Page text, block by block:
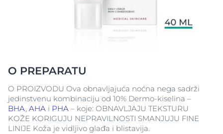
O PREPARATU
O PROIZVODU Ova obnavljajuća noćna nega sadrži
jedinstvenu kombinaciju od 10% Dermo-kiselina –
BHA, AHA i PHA – koje: OBNAVLJAJU TEKSTURU
KOŽE KORIGUJU NEPRAVILNOSTI SMANJUJU FINE
LINIJE Koža je vidljivo glađa i blistavija.